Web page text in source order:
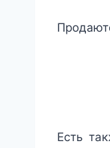
Есть